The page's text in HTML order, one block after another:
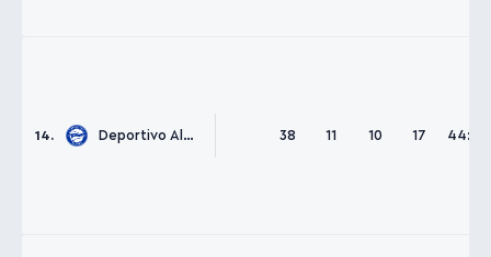
14. Deportivo Alavés 38 11 10 17 44:56